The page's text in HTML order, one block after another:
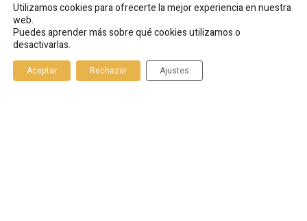
Utilizamos cookies para ofrecerte la mejor experiencia en nuestra
web.
Puedes aprender más sobre qué cookies utilizamos o
desactivarlas.
Aceptar Rechazar Ajustes